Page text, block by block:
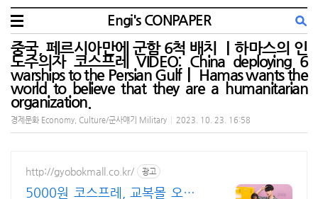
Engi's CONPAPER
중국, 페르시아만에 군함 6척 배치 ㅣ하마스의 인
도주의자 코스프레 VIDEO: China deploying 6
warships to the Persian Gulfㅣ Hamas wants the
world to believe that they are a humanitarian
organization.
경제문화 Economy, Culture/군사얘기 Military 2023. 10. 23. 16:58
http://gyobokmall.co.kr/ 광고
5000원 코스프레, 교복몰 오늘배